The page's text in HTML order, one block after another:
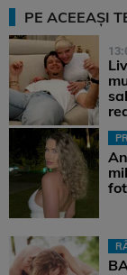
PE ACEEAȘI